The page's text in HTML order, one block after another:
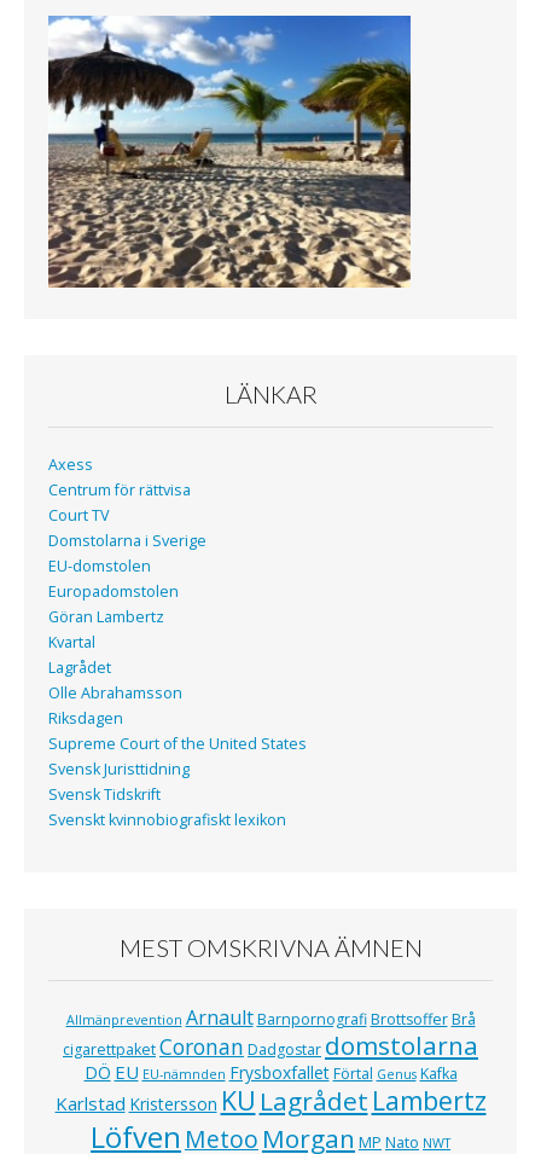
b
o
o
k
t
e
r
LÄNKAR
Axess
Centrum för rättvisa
Court TV
Domstolarna i Sverige
EU-domstolen
Europadomstolen
Göran Lambertz
Kvartal
Lagrådet
Olle Abrahamsson
Riksdagen
Supreme Court of the United States
Svensk Juristtidning
Svensk Tidskrift
Svenskt kvinnobiografiskt lexikon
MEST OMSKRIVNA ÄMNEN
Allmänprevention Arnault Barnpornografi Brottsoffer Brå
cigarettpaketCoronan Dadgostar domstolarna
DÖ EU EU-nämnden Frysboxfallet Förtal Genus Kafka
Karlstad Kristersson KU Lagrådet Lambertz
Löfven Metoo Morgan MP Nato NWT